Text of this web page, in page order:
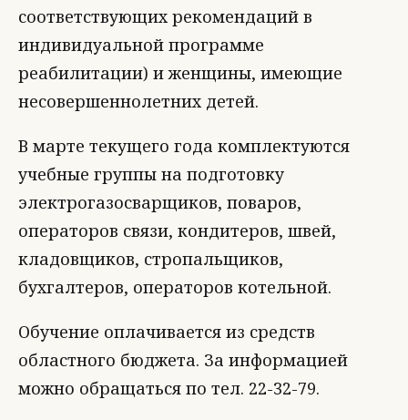
соответствующих рекомендаций в
индивидуальной программе
реабилитации) и женщины, имеющие
несовершеннолетних детей.
В марте текущего года комплектуются
учебные группы на подготовку
электрогазосварщиков, поваров,
операторов связи, кондитеров, швей,
кладовщиков, стропальщиков,
бухгалтеров, операторов котельной.
Обучение оплачивается из средств
областного бюджета. За информацией
можно обращаться по тел. 22-32-79.